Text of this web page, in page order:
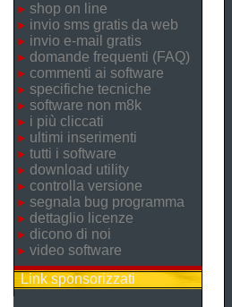
shop on line
invio sms gratis da web
invio e-mail gratis
domande frequenti (FAQ)
commenti ai software
specifiche tecniche
software non m8k
i più cliccati
ultimi inserimenti
tutti i software
download utility
controlla versione
segnala bug programma
dettaglio licenze
dicono di noi
video software
Link sponsorizzati